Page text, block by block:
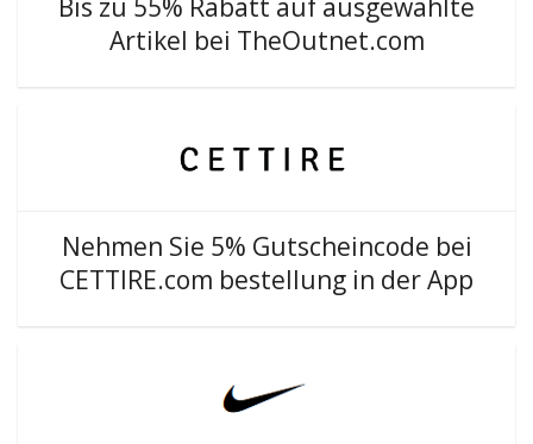
Bis zu 55% Rabatt auf ausgewählte
Artikel bei TheOutnet.com
Nehmen Sie 5% Gutscheincode bei
CETTIRE.com bestellung in der App